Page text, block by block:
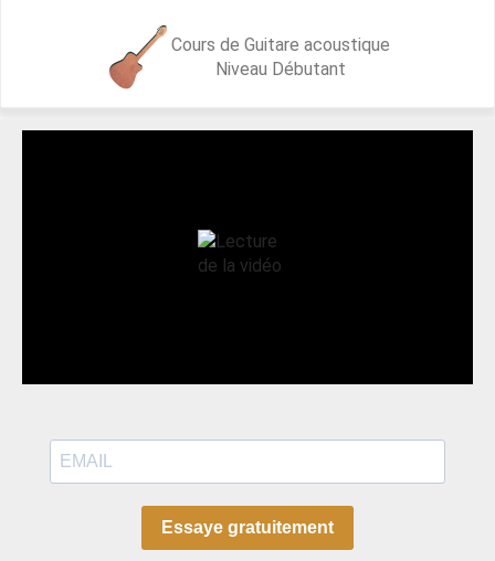
Cours de Guitare acoustique
Niveau Débutant
Essaye gratuitement